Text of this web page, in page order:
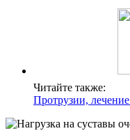
Читайте также:
Протрузии,